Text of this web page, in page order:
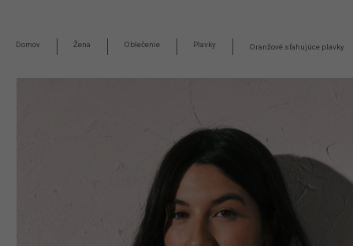
Domov Žena Oblečenie Plavky Oranžové sťahujúce plavky